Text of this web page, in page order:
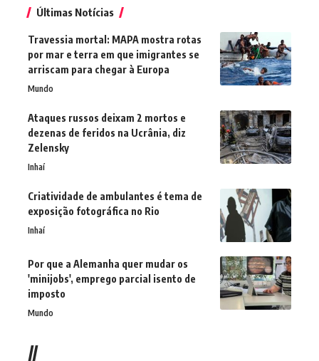
Últimas Notícias
Travessia mortal: MAPA mostra rotas
por mar e terra em que imigrantes se
arriscam para chegar à Europa
Mundo
Ataques russos deixam 2 mortos e
dezenas de feridos na Ucrânia, diz
Zelensky
Inhaí
Criatividade de ambulantes é tema de
exposição fotográfica no Rio
Inhaí
Por que a Alemanha quer mudar os
'minijobs', emprego parcial isento de
imposto
Mundo
//